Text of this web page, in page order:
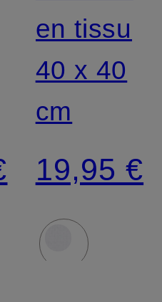
en tissu
40 x 40
cm
19,95 €